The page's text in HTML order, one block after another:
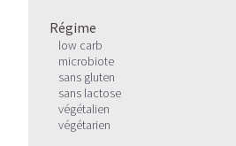
Régime
low carb
microbiote
sans gluten
sans lactose
végétalien
végétarien